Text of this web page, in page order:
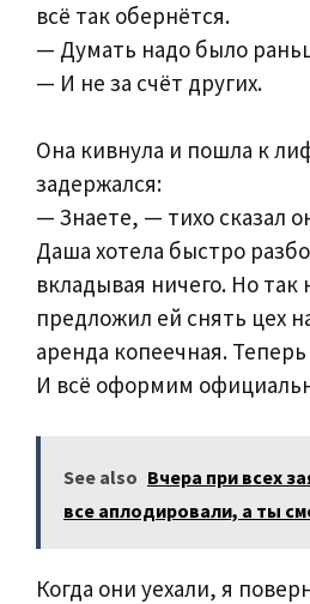
всё так обернётся.
— Думать надо было
— И не за счёт других.
Она кивнула и пошла к
задержался:
— Знаете, — тихо сказал
Даша хотела быстро
вкладывая ничего. Но так
предложил ей снять цех
аренда копеечная.
И всё оформим
See also Вчера при всех
все аплодировали, а ты
Когда они уехали, я